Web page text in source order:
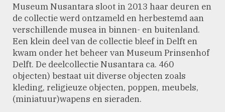
Museum Nusantara sloot in 2013 haar deuren en
de collectie werd ontzameld en herbestemd aan
verschillende musea in binnen- en buitenland.
Een klein deel van de collectie bleef in Delft en
kwam onder het beheer van Museum Prinsenhof
Delft. De deelcollectie Nusantara ca. 460
objecten) bestaat uit diverse objecten zoals
kleding, religieuze objecten, poppen, meubels,
(miniatuur)wapens en sieraden.